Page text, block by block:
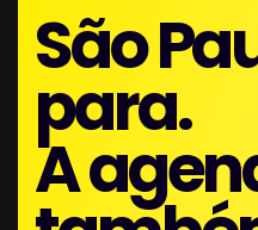
São
para.
A